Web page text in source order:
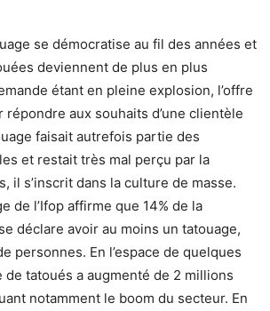
se démocratise au fil des années et
deviennent de plus en plus
étant en pleine explosion, l’offre
répondre aux souhaits d’une clientèle
faisait autrefois partie des
et restait très mal perçu par la
il s’inscrit dans la culture de masse.
de l’Ifop affirme que 14% de la
déclare avoir au moins un tatouage,
personnes. En l’espace de quelques
de tatoués a augmenté de 2 millions
notamment le boom du secteur. En